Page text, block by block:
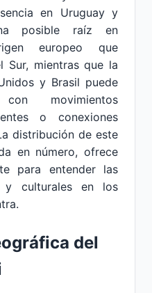
en Uruguay y
posible raíz en
europeo que
Sur, mientras que la
y Brasil puede
movimientos
o conexiones
distribución de este
en número, ofrece
para entender las
y culturales en los
del